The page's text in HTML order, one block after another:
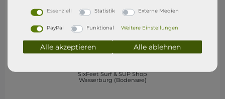
SixFeet Surf & SUP Shop
Wasserburg (Bodensee)
Essenziell Statistik Externe Medien
PayPal Funktional Weitere Einstellungen
Alle akzeptieren Alle ablehnen